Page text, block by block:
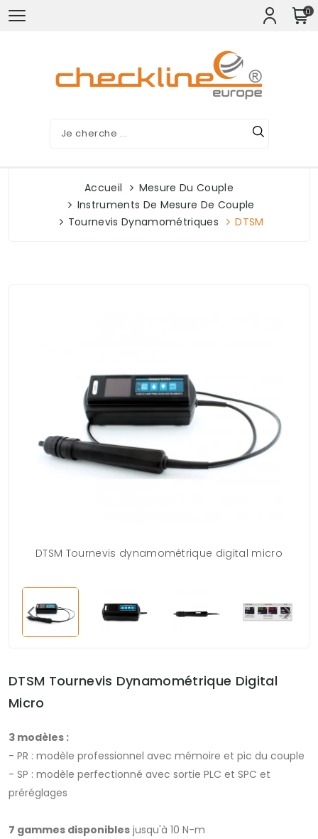
0
Accueil
Mesure Du Couple
Instruments De Mesure De Couple
Tournevis Dynamométriques
DTSM
DTSM Tournevis dynamométrique digital micro
DTSM Tournevis Dynamométrique Digital
Micro
3 modèles :
- PR : modèle professionnel avec mémoire et pic du couple
- SP : modèle perfectionné avec sortie PLC et SPC et
préréglages
7 gammes disponibles jusqu'à 10 N-m